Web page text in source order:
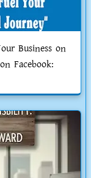
Business on
Facebook: